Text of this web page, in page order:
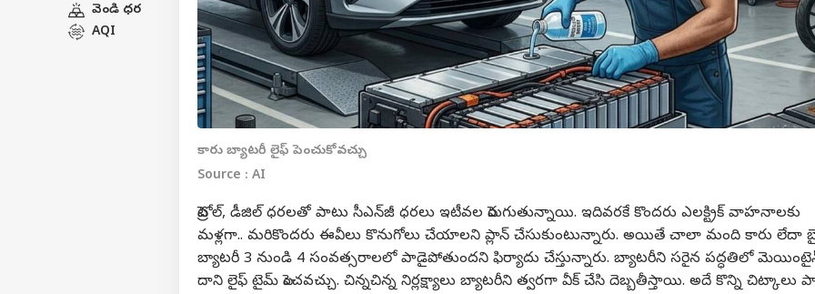
వెండి ధర
AQI
కారు బ్యాటరీ లైఫ్ పెంచుకోవచ్చు
Source : AI
పెట్రోల్, డీజిల్ ధరలతో పాటు సీఎన్‌జీ ధరలు ఇటీవల పెరుగుతున్నాయి. ఇదివరకే కొందరు ఎలక్ట్రిక్ వాహనాలకు
మళ్లగా.. మరికొందరు ఈవీలు కొనుగోలు చేయాలని ప్లాన్ చేసుకుంటున్నారు. అయితే చాలా మంది కారు లేదా
బ్యాటరీ 3 నుండి 4 సంవత్సరాలలో పాడైపోతుందని ఫిర్యాదు చేస్తున్నారు. బ్యాటరీని సరైన పద్ధతిలో
దాని లైఫ్ టైమ్ పెంచవచ్చు. చిన్నచిన్న నిర్లక్ష్యాలు బ్యాటరీని త్వరగా వీక్ చేసి దెబ్బతీస్తాయి. అదే కొన్ని చిట్కాలు